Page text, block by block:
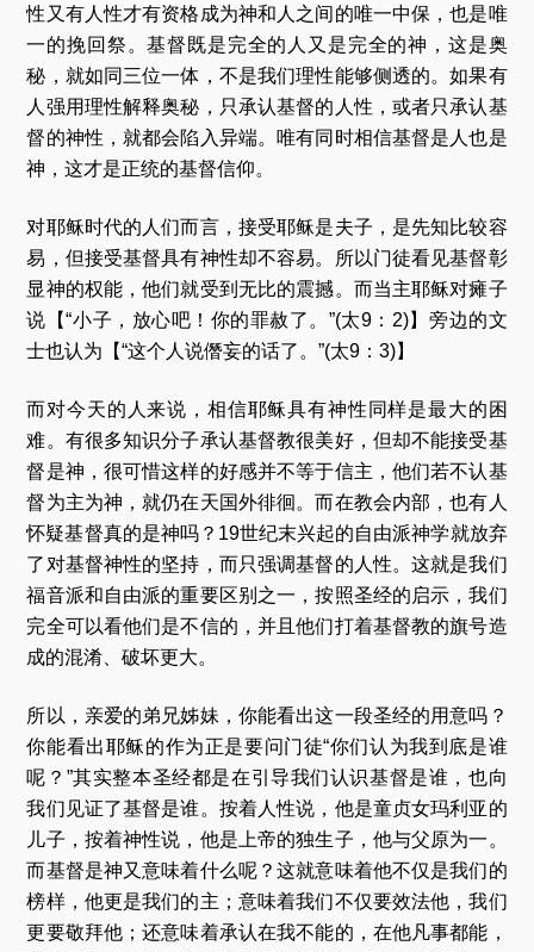
性又有人性才有资格成为神和人之间的唯一中保，也是唯
一的挽回祭。基督既是完全的人又是完全的神，这是奥
秘，就如同三位一体，不是我们理性能够侧透的。如果有
人强用理性解释奥秘，只承认基督的人性，或者只承认基
督的神性，就都会陷入异端。唯有同时相信基督是人也是
神，这才是正统的基督信仰。
对耶稣时代的人们而言，接受耶稣是夫子，是先知比较容
易，但接受基督具有神性却不容易。所以门徒看见基督彰
显神的权能，他们就受到无比的震撼。而当主耶稣对瘫子
说【“小子，放心吧！你的罪赦了。”(太9：2)】旁边的文
士也认为【“这个人说僭妄的话了。”(太9：3)】
而对今天的人来说，相信耶稣具有神性同样是最大的困
难。有很多知识分子承认基督教很美好，但却不能接受基
督是神，很可惜这样的好感并不等于信主，他们若不认基
督为主为神，就仍在天国外徘徊。而在教会内部，也有人
怀疑基督真的是神吗？19世纪末兴起的自由派神学就放弃
了对基督神性的坚持，而只强调基督的人性。这就是我们
福音派和自由派的重要区别之一，按照圣经的启示，我们
完全可以看他们是不信的，并且他们打着基督教的旗号造
成的混淆、破坏更大。
所以，亲爱的弟兄姊妹，你能看出这一段圣经的用意吗？
你能看出耶稣的作为正是要问门徒“你们认为我到底是谁
呢？”其实整本圣经都是在引导我们认识基督是谁，也向
我们见证了基督是谁。按着人性说，他是童贞女玛利亚的
儿子，按着神性说，他是上帝的独生子，他与父原为一。
而基督是神又意味着什么呢？这就意味着他不仅是我们的
榜样，他更是我们的主；意味着我们不仅要效法他，我们
更要敬拜他；还意味着承认在我不能的，在他凡事都能，